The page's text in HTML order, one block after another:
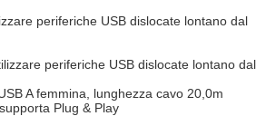
periferiche USB dislocate lontano dal
periferiche USB dislocate lontano dal
A femmina, lunghezza cavo 20,0m
Plug & Play